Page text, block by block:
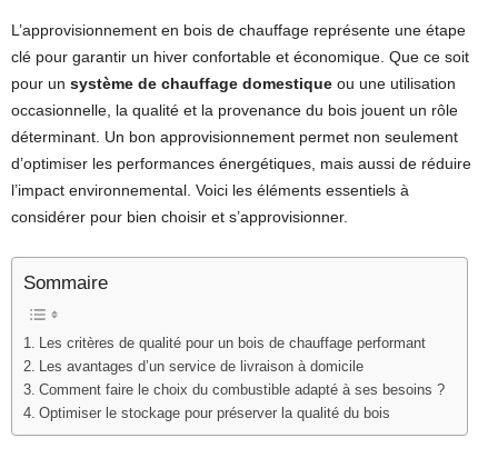
L’approvisionnement en bois de chauffage représente une étape
clé pour garantir un hiver confortable et économique. Que ce soit
pour un système de chauffage domestique ou une utilisation
occasionnelle, la qualité et la provenance du bois jouent un rôle
déterminant. Un bon approvisionnement permet non seulement
d’optimiser les performances énergétiques, mais aussi de réduire
l’impact environnemental. Voici les éléments essentiels à
considérer pour bien choisir et s’approvisionner.
Sommaire
Les critères de qualité pour un bois de chauffage performant
Les avantages d’un service de livraison à domicile
Comment faire le choix du combustible adapté à ses besoins ?
Optimiser le stockage pour préserver la qualité du bois